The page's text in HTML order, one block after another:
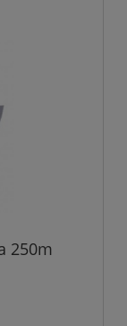
250m